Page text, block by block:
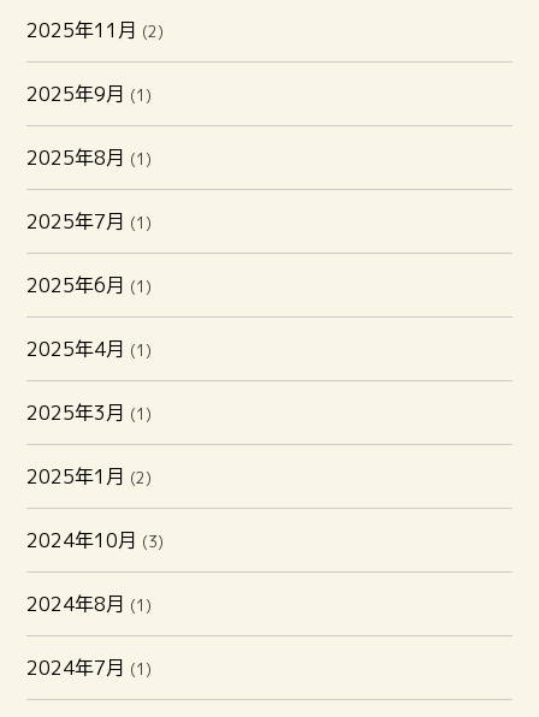
2025年11月 (2)
2025年9月 (1)
2025年8月 (1)
2025年7月 (1)
2025年6月 (1)
2025年4月 (1)
2025年3月 (1)
2025年1月 (2)
2024年10月 (3)
2024年8月 (1)
2024年7月 (1)